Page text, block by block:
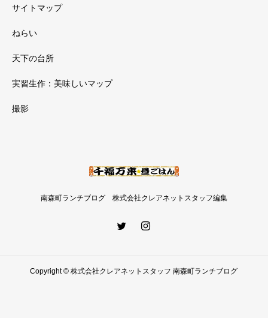
サイトマップ
ねらい
天下の台所
実習生作：美味しいマップ
撮影
南森町ランチブログ 株式会社クレアネットスタッフ編集
Copyright © 株式会社クレアネットスタッフ 南森町ランチブログ